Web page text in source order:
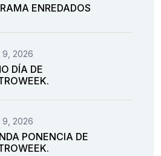
ENREDADOS
9, 2026
DÍA DE
9, 2026
PONENCIA DE